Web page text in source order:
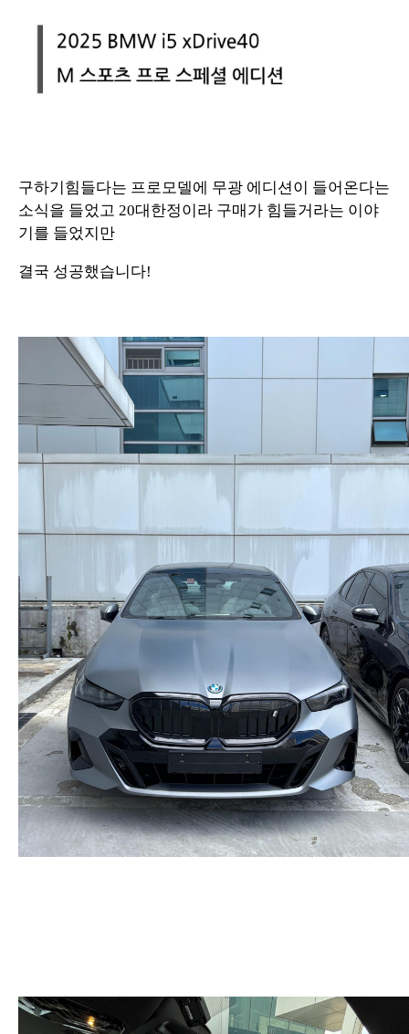
구하기힘들다는 프로모델에 무광 에디션이 들어온다는
소식을 들었고 20대한정이라 구매가 힘들거라는 이야
기를 들었지만
결국 성공했습니다!